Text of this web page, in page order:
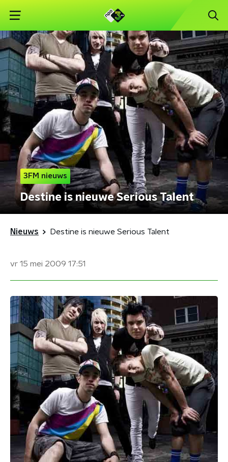
3FM nieuws
Destine is nieuwe Serious Talent
Nieuws Destine is nieuwe Serious Talent
vr 15 mei 2009 17:51